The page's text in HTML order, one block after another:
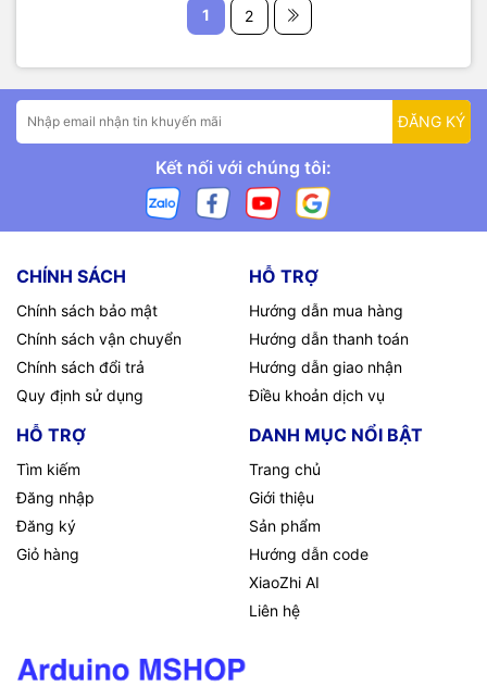
1 2
ĐĂNG KÝ
Kết nối với chúng tôi:
CHÍNH SÁCH
Chính sách bảo mật
Chính sách vận chuyển
Chính sách đổi trả
Quy định sử dụng
HỖ TRỢ
Hướng dẫn mua hàng
Hướng dẫn thanh toán
Hướng dẫn giao nhận
Điều khoản dịch vụ
HỖ TRỢ
Tìm kiếm
Đăng nhập
Đăng ký
Giỏ hàng
DANH MỤC NỔI BẬT
Trang chủ
Giới thiệu
Sản phẩm
Hướng dẫn code
XiaoZhi AI
Liên hệ